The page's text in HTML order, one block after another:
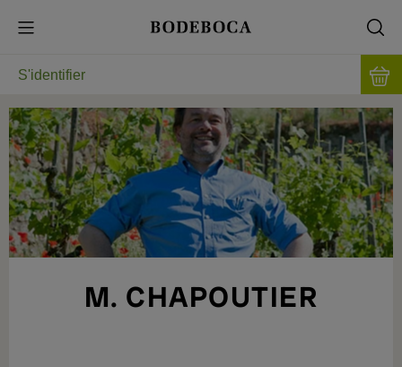
S'identifier
M. CHAPOUTIER